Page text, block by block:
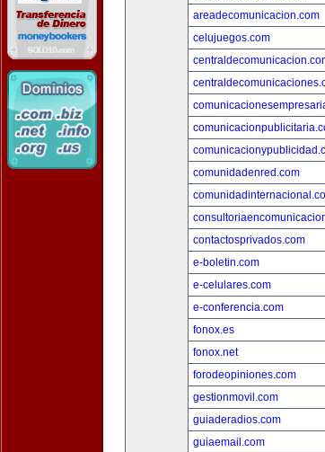
areadecomunicacion.com
celujuegos.com
comunidadenred.com
contactosprivados.com
e-boletin.com
e-celulares.com
e-conferencia.com
fonox.es
fonox.net
forodeopiniones.com
gestionmovil.com
guiaderadios.com
guiaemail.com